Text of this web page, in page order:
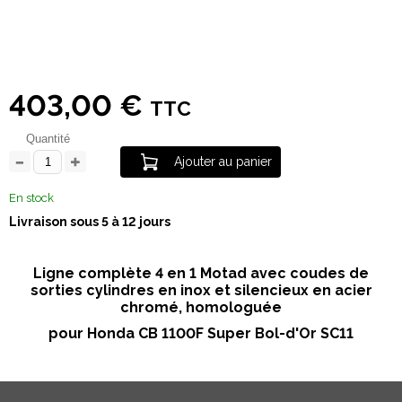
403,00 € TTC
Quantité
Ajouter au panier
En stock
Livraison sous 5 à 12 jours
Ligne complète 4 en 1 Motad avec coudes de
sorties cylindres en inox et silencieux en acier
chromé, homologuée
pour Honda CB 1100F Super Bol-d'Or SC11